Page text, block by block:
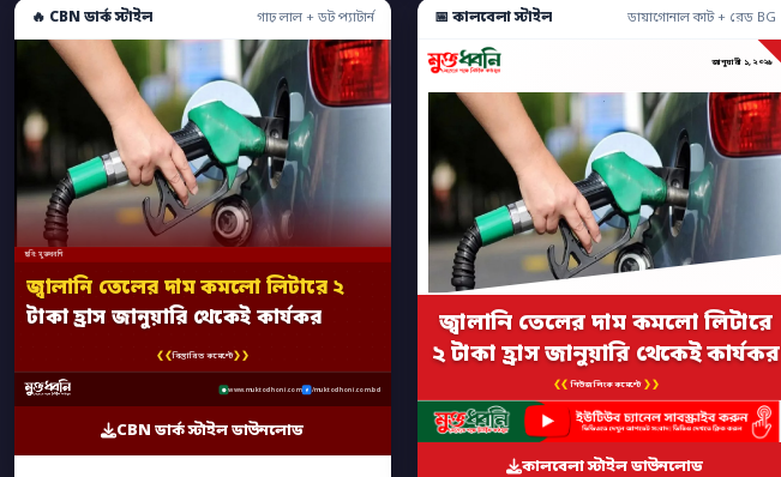
🔥 CBN ডার্ক স্টাইল গাঢ় লাল + ডট প্যাটার্ন
ছবি: মুক্তধ্বনি
জ্বালানি তেলের দাম কমলো লিটারে ২
টাকা হ্রাস জানুয়ারি থেকেই কার্যকর
❮❮বিস্তারিত কমেন্টে❯❯
www.muktodhoni.com /muktodhoni.com.bd
CBN ডার্ক স্টাইল ডাউনলোড
📅 কালবেলা স্টাইল ডায়াগোনাল কাট + রেড BG
জানুয়ারী ১, ২০২৬
জ্বালানি তেলের দাম কমলো লিটারে
২ টাকা হ্রাস জানুয়ারি থেকেই কার্যকর
❮❮ নিউজ লিংক কমেন্টে ❯❯
কালবেলা স্টাইল ডাউনলোড